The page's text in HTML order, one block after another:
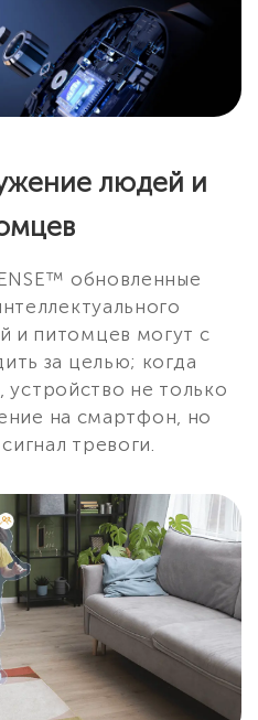
людей и
обновленные
и питомцев могут с
за целью; когда
не только
на смартфон, но
тревоги.